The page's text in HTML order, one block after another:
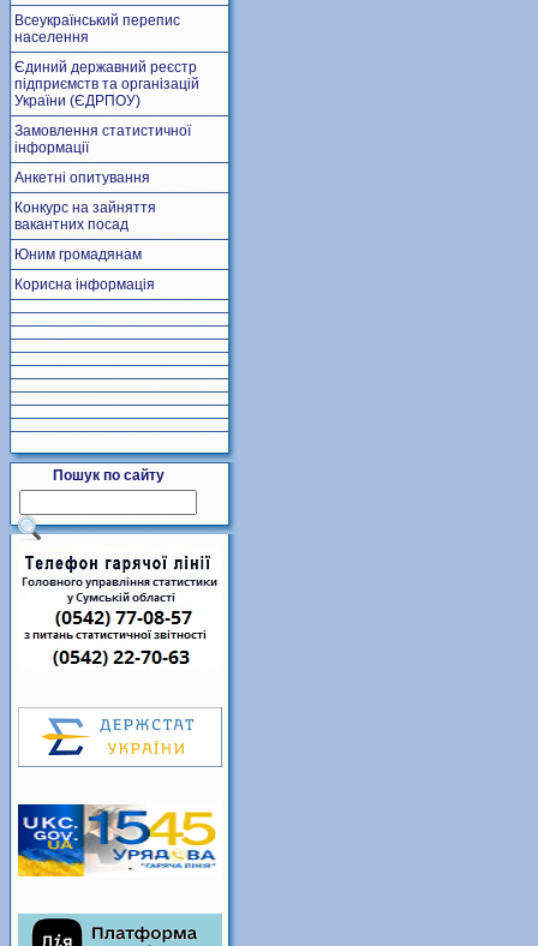
Всеукраїнський перепис
населення
Єдиний державний реєстр
підприємств та організацій
України (ЄДРПОУ)
Замовлення статистичної
інформації
Анкетні опитування
Конкурс на зайняття
вакантних посад
Юним громадянам
Корисна інформація
Пошук по сайту